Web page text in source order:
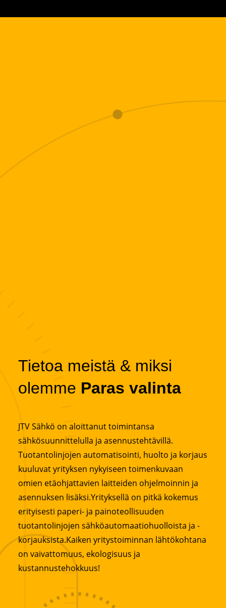
Tietoa meistä & miksi
olemme Paras valinta
JTV Sähkö on aloittanut toimintansa
sähkösuunnittelulla ja asennustehtävillä.
Tuotantolinjojen automatisointi, huolto ja korjaus
kuuluvat yrityksen nykyiseen toimenkuvaan
omien etäohjattavien laitteiden ohjelmoinnin ja
asennuksen lisäksi.Yrityksellä on pitkä kokemus
erityisesti paperi- ja painoteollisuuden
tuotantolinjojen sähköautomaatiohuolloista ja -
korjauksista.Kaiken yritystoiminnan lähtökohtana
on vaivattomuus, ekologisuus ja
kustannustehokkuus!